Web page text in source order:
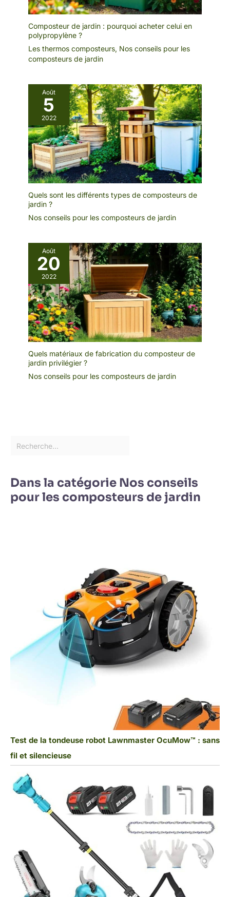
Composteur de jardin : pourquoi acheter celui en
polypropylène ?
Les thermos composteurs, Nos conseils pour les
composteurs de jardin
Août
5
2022
Quels sont les différents types de composteurs de
jardin ?
Nos conseils pour les composteurs de jardin
Août
20
2022
Quels matériaux de fabrication du composteur de
jardin privilégier ?
Nos conseils pour les composteurs de jardin
Dans la catégorie Nos conseils
pour les composteurs de jardin
Test de la tondeuse robot Lawnmaster OcuMow™ : sans
fil et silencieuse